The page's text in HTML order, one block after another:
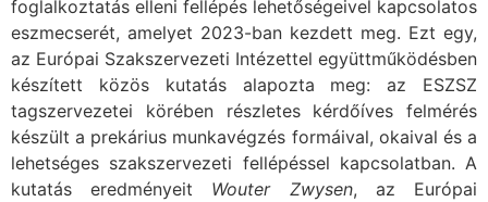
foglalkoztatás elleni fellépés lehetőségeivel kapcsolatos
eszmecserét, amelyet 2023-ban kezdett meg. Ezt egy,
az Európai Szakszervezeti Intézettel együttműködésben
készített közös kutatás alapozta meg: az ESZSZ
tagszervezetei körében részletes kérdőíves felmérés
készült a prekárius munkavégzés formáival, okaival és a
lehetséges szakszervezeti fellépéssel kapcsolatban. A
kutatás eredményeit Wouter Zwysen, az Európai